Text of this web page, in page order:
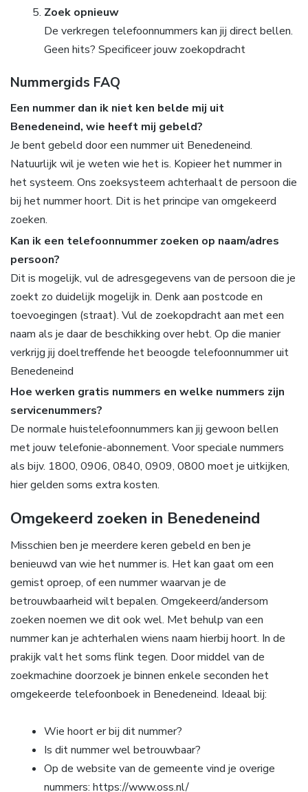
Zoek opnieuw
De verkregen telefoonnummers kan jij direct bellen.
Geen hits? Specificeer jouw zoekopdracht
Nummergids FAQ
Een nummer dan ik niet ken belde mij uit
Benedeneind, wie heeft mij gebeld?
Je bent gebeld door een nummer uit Benedeneind.
Natuurlijk wil je weten wie het is. Kopieer het nummer in
het systeem. Ons zoeksysteem achterhaalt de persoon die
bij het nummer hoort. Dit is het principe van omgekeerd
zoeken.
Kan ik een telefoonnummer zoeken op naam/adres
persoon?
Dit is mogelijk, vul de adresgegevens van de persoon die je
zoekt zo duidelijk mogelijk in. Denk aan postcode en
toevoegingen (straat). Vul de zoekopdracht aan met een
naam als je daar de beschikking over hebt. Op die manier
verkrijg jij doeltreffende het beoogde telefoonnummer uit
Benedeneind
Hoe werken gratis nummers en welke nummers zijn
servicenummers?
De normale huistelefoonnummers kan jij gewoon bellen
met jouw telefonie-abonnement. Voor speciale nummers
als bijv. 1800, 0906, 0840, 0909, 0800 moet je uitkijken,
hier gelden soms extra kosten.
Omgekeerd zoeken in Benedeneind
Misschien ben je meerdere keren gebeld en ben je
benieuwd van wie het nummer is. Het kan gaat om een
gemist oproep, of een nummer waarvan je de
betrouwbaarheid wilt bepalen. Omgekeerd/andersom
zoeken noemen we dit ook wel. Met behulp van een
nummer kan je achterhalen wiens naam hierbij hoort. In de
prakijk valt het soms flink tegen. Door middel van de
zoekmachine doorzoek je binnen enkele seconden het
omgekeerde telefoonboek in Benedeneind. Ideaal bij:
Wie hoort er bij dit nummer?
Is dit nummer wel betrouwbaar?
Op de website van de gemeente vind je overige
nummers: https://www.oss.nl/